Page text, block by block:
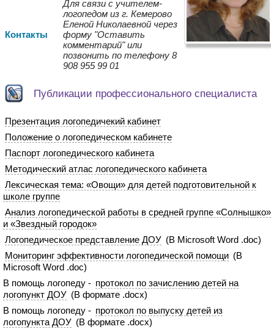
Контакты
Для связи с учителем-
логопедом из г. Кемерово
Еленой Николаевной через
форму "Оставить
комментарий" или
позвонить по телефону 8
908 955 99 01
Публикации профессионального специалиста
Презентация логопедичекий кабинет
Положение о логопедическом кабинете
Паспорт логопедического кабинета
Методический атлас логопедического кабинета
Лексическая тема: «Овощи» для детей подготовительной к
школе группе
Анализ логопедической работы в средней группе «Солнышко»
и «Звездный городок»
Логопедическое представление ДОУ (В Microsoft Word .doc)
Мониторинг эффективности логопедической помощи (В
Microsoft Word .doc)
В помощь логопеду - протокол по зачислению детей на
логопункт ДОУ (В формате .docx)
В помощь логопеду - протокол по выпуску детей из
логопункта ДОУ (В формате .docx)